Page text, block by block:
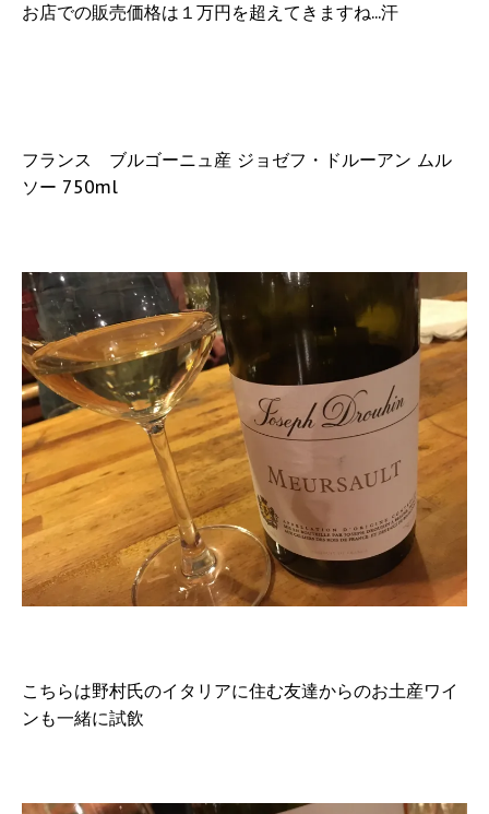
お店での販売価格は１万円を超えてきますね...汗
フランス ブルゴーニュ産 ジョゼフ・ドルーアン ムル
ソー 750ml
こちらは野村氏のイタリアに住む友達からのお土産ワイ
ンも一緒に試飲